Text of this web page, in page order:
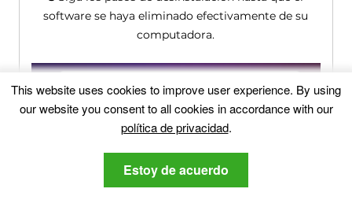
software se haya eliminado efectivamente de su
computadora.
This website uses cookies to improve user experience. By using
our website you consent to all cookies in accordance with our
política de privacidad.
Estoy de acuerdo